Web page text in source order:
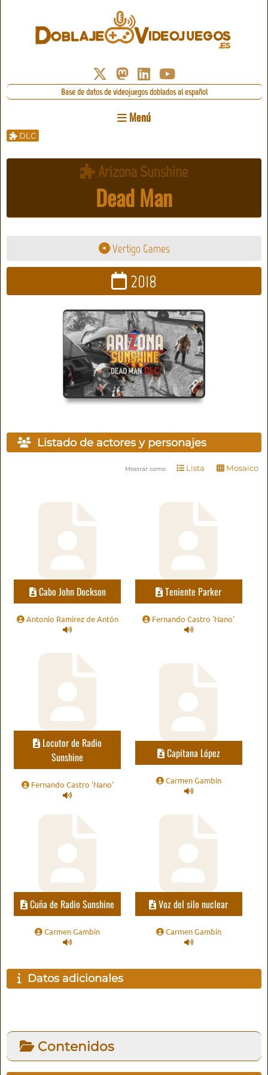
Base de datos de videojuegos doblados al español
Menú
DLC
Arizona Sunshine
Dead Man
Vertigo Games
2018
Listado de actores y personajes
Mostrar como Lista Mosaico
Cabo John Dockson
Antonio Ramírez de Antón
Teniente Parker
Fernando Castro 'Nano'
Locutor de Radio
Sunshine
Fernando Castro 'Nano'
Capitana López
Carmen Gambín
Cuña de Radio Sunshine
Carmen Gambín
Voz del silo nuclear
Carmen Gambín
Datos adicionales
Contenidos